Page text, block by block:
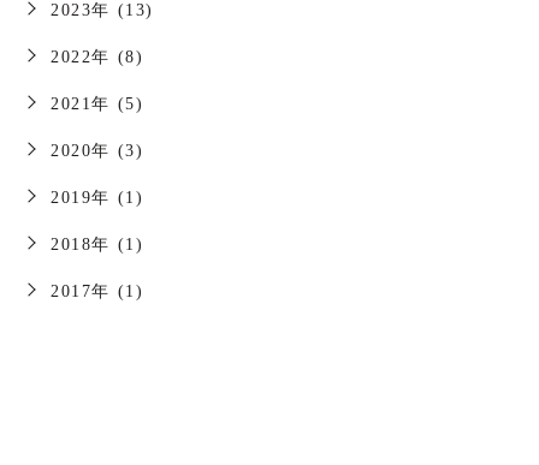
2023年 (13)
2022年 (8)
2021年 (5)
2020年 (3)
2019年 (1)
2018年 (1)
2017年 (1)